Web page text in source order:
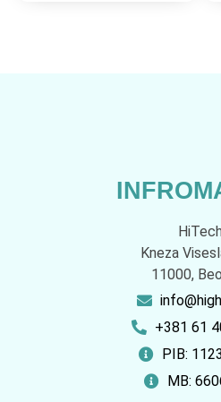
Kneza
11000,
+381 61
PIB:
MB: